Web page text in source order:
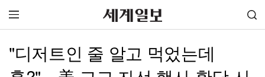
"디저트인 줄 알고 먹었는데